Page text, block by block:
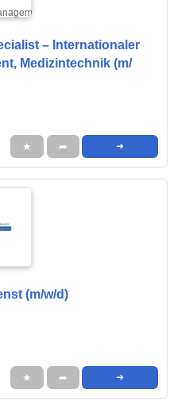
– Internationaler
Medizintechnik (m/
★ ➦ ➜
(m/w/d)
★ ➦ ➜